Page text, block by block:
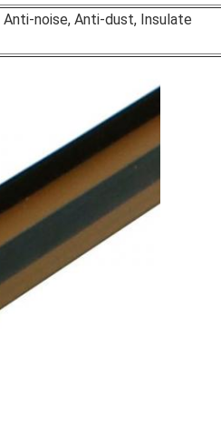
noise, Anti-dust, Insulate